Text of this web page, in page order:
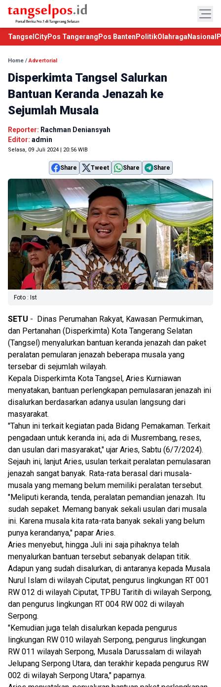
TangselCityPos Tangerang Pos Banten PolitikOlahraga Nasional
Home /Advertorial
Disperkimta Tangsel Salurkan
Bantuan Keranda Jenazah ke
Sejumlah Musala
Reporter: Rachman Deniansyah
Editor: admin
Selasa, 09 Juli 2024 | 20:56 WIB
Share Tweet Share Share
Foto : Ist
SETU - Dinas Perumahan Rakyat, Kawasan Permukiman,
dan Pertanahan (Disperkimta) Kota Tangerang Selatan
(Tangsel) menyalurkan bantuan keranda jenazah dan paket
peralatan pemularan jenazah beberapa musala yang
tersebar di sejumlah wilayah.
Kepala Disperkimta Kota Tangsel, Aries Kurniawan
menyatakan, bantuan perlengkapan pemulasaran jenazah ini
disalurkan berdasarkan adanya usulan langsung dari
masyarakat.
"Tahun ini terkait kegiatan pada Bidang Pemakaman. Terkait
pengadaan untuk keranda ini, ada di Musrembang, reses,
dan usulan dari masyarakat," ujar Aries, Sabtu (6/7/2024).
Sejauh ini, lanjut Aries, usulan terkait peralatan pemulasaran
jenazah sangat banyak. Rata-rata berasal dari musala-
musala yang memang belum memiliki peralatan tersebut.
"Meliputi keranda, tenda, peralatan pemandian jenazah. Itu
sudah sepaket. Memang banyak sekali usulan dari musala
ini. Karena musala kita rata-rata banyak sekali yang belum
punya kerandanya," papar Aries.
Aries menyebut, hingga Juli ini saja pihaknya telah
menyalurkan bantuan tersebut sebanyak delapan titik.
Adapun yang sudah disalurkan, di antaranya kepada Musala
Nurul Islam di wilayah Ciputat, pengurus lingkungan RT 001
RW 012 di wilayah Ciputat, TPBU Taritih di wilayah Serpong,
dan pengurus lingkungan RT 004 RW 002 di wilayah
Serpong.
"Kemudian juga telah disalurkan kepada pengurus
lingkungan RW 010 wilayah Serpong, pengurus lingkungan
RW 011 wilayah Serpong, Musala Darussalam di wilayah
Jelupang Serpong Utara, dan terakhir kepada pengurus RW
002 di wilayah Serpong Utara," paparnya.